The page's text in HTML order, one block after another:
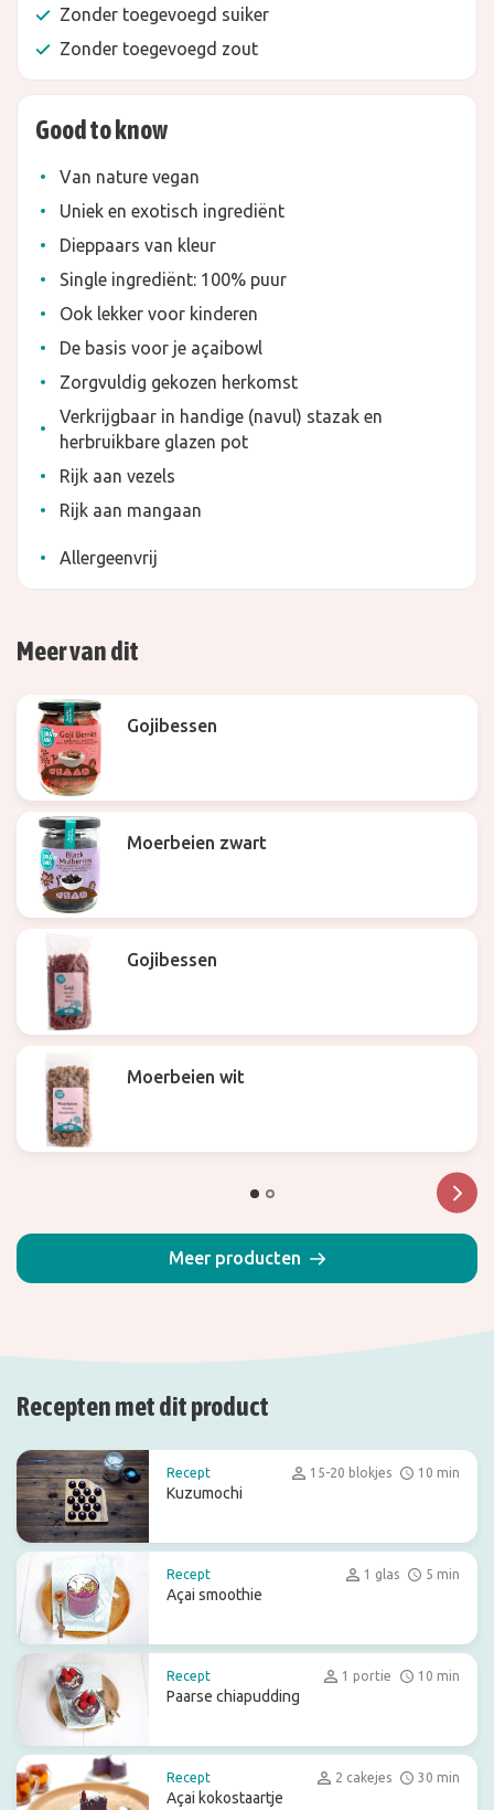
Zonder toegevoegd suiker
Zonder toegevoegd zout
Good to know
Van nature vegan
Uniek en exotisch ingrediënt
Dieppaars van kleur
Single ingrediënt: 100% puur
Ook lekker voor kinderen
De basis voor je açaibowl
Zorgvuldig gekozen herkomst
Verkrijgbaar in handige (navul) stazak en
herbruikbare glazen pot
Rijk aan vezels
Rijk aan mangaan
Allergeenvrij
Meer van dit
Gojibessen
Moerbeien zwart
Gojibessen
Moerbeien wit
Meer producten
Recepten met dit product
Recept 15-20 blokjes 10 min
Kuzumochi
Recept 1 glas 5 min
Açai smoothie
Recept 1 portie 10 min
Paarse chiapudding
Recept 2 cakejes 30 min
Açai kokostaartje